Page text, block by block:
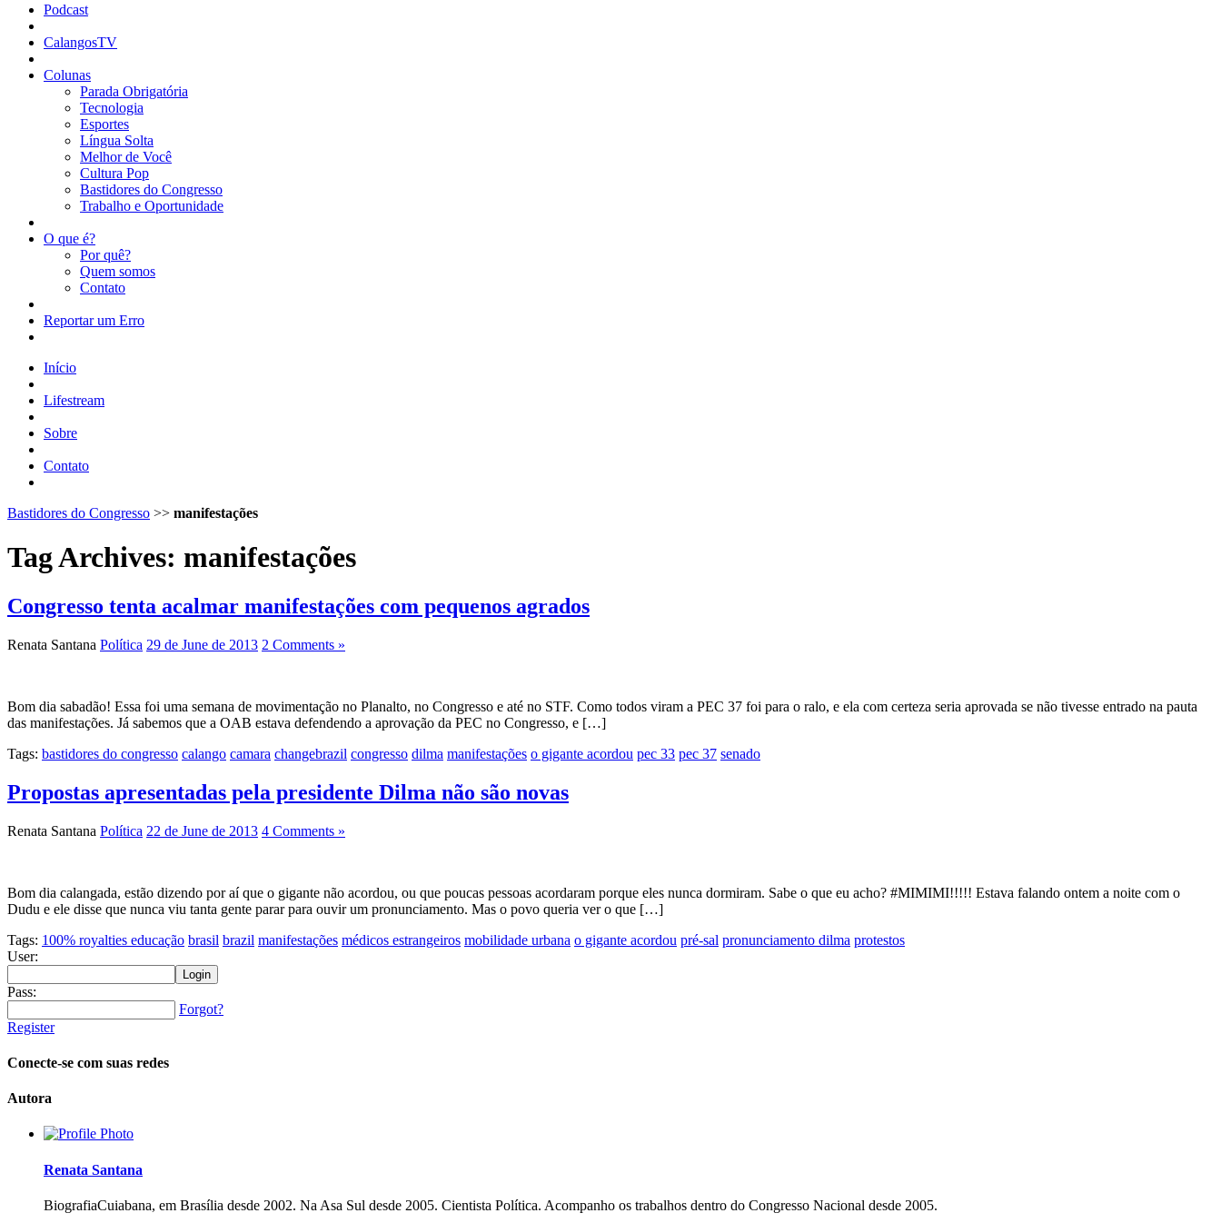
Podcast
CalangosTV
Colunas
Parada Obrigatória
Tecnologia
Esportes
Língua Solta
Melhor de Você
Cultura Pop
Bastidores do Congresso
Trabalho e Oportunidade
O que é?
Por quê?
Quem somos
Contato
Reportar um Erro
Início
Lifestream
Sobre
Contato
Bastidores do Congresso >> manifestações
Tag Archives: manifestações
Congresso tenta acalmar manifestações com pequenos agrados
Renata Santana Política 29 de June de 2013 2 Comments »
Bom dia sabadão! Essa foi uma semana de movimentação no Planalto, no Congresso e até no STF. Como todos viram a PEC 37 foi para o ralo, e ela com certeza seria aprovada se não tivesse entrado na pauta
das manifestações. Já sabemos que a OAB estava defendendo a aprovação da PEC no Congresso, e […]
Tags: bastidores do congresso calango camara changebrazil congresso dilma manifestações o gigante acordou pec 33 pec 37 senado
Propostas apresentadas pela presidente Dilma não são novas
Renata Santana Política 22 de June de 2013 4 Comments »
Bom dia calangada, estão dizendo por aí que o gigante não acordou, ou que poucas pessoas acordaram porque eles nunca dormiram. Sabe o que eu acho? #MIMIMI!!!!! Estava falando ontem a noite com o
Dudu e ele disse que nunca viu tanta gente parar para ouvir um pronunciamento. Mas o povo queria ver o que […]
Tags: 100% royalties educação brasil brazil manifestações médicos estrangeiros mobilidade urbana o gigante acordou pré-sal pronunciamento dilma protestos
User:
Pass:
Forgot?
Register
Conecte-se com suas redes
Autora
Renata Santana
BiografiaCuiabana, em Brasília desde 2002. Na Asa Sul desde 2005. Cientista Política. Acompanho os trabalhos dentro do Congresso Nacional desde 2005.